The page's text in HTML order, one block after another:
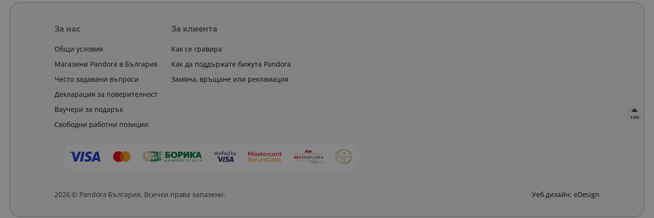
топ
За нас
Общи условия
Магазини Pandora в България
Често задавани въпроси
Декларация за поверителност
Ваучери за подарък
Свободни работни позиции
За клиента
Как се гравира
Как да поддържате бижута Pandora
Замяна, връщане или рекламация
2026 © Pandora България. Всички права запазени. Уеб дизайн: eDesign